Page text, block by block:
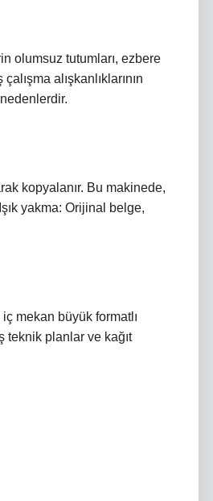
olumsuz tutumları, ezbere
alışkanlıklarının
kopyalanır. Bu makinede,
yakma: Orijinal belge,
mekan büyük formatlı
teknik planlar ve kağıt